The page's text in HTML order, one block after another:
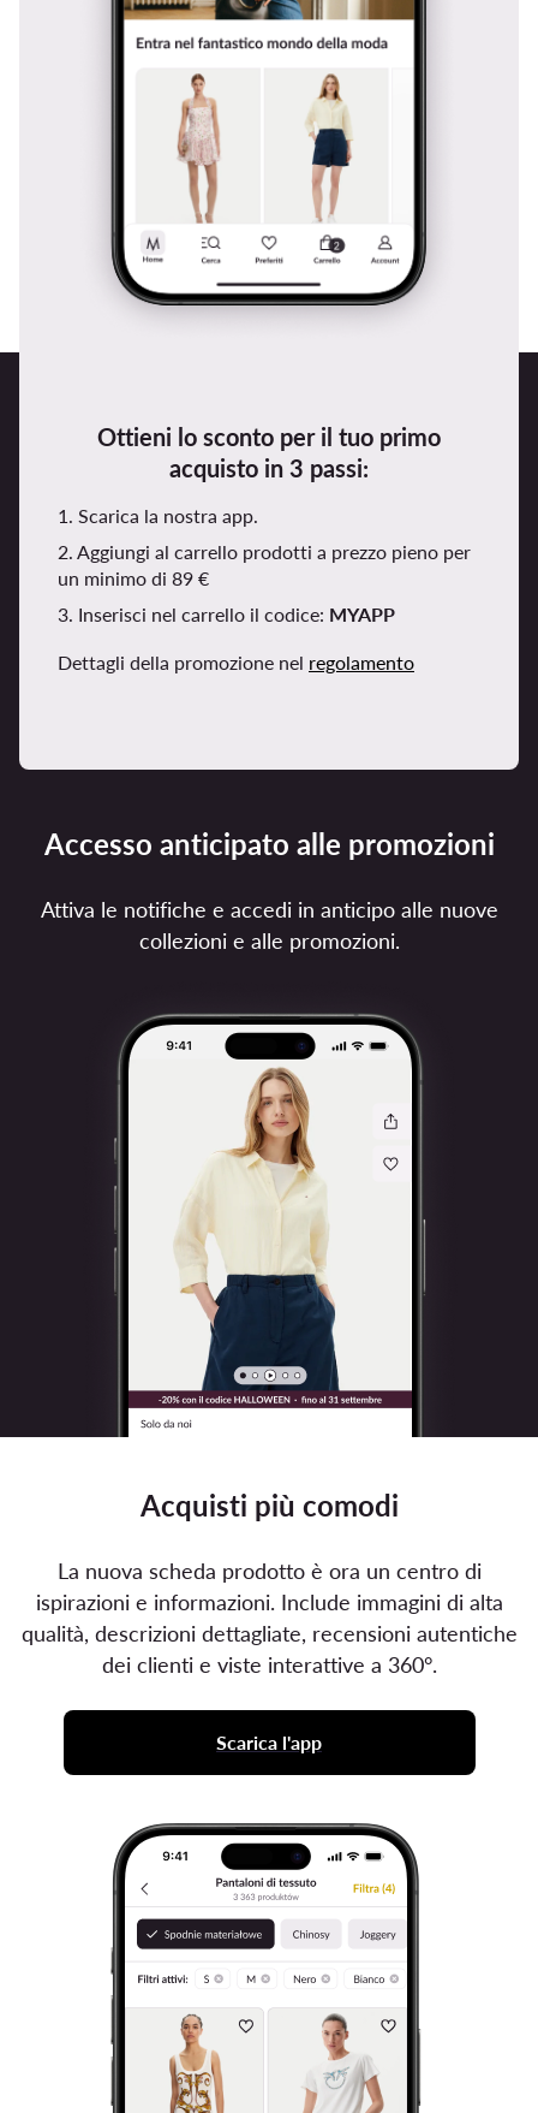
Ottieni lo sconto per il tuo primo
acquisto in 3 passi:
1. Scarica la nostra app.
2. Aggiungi al carrello prodotti a prezzo pieno per
un minimo di 89 €
3. Inserisci nel carrello il codice: MYAPP
Dettagli della promozione nel regolamento
Accesso anticipato alle promozioni
Attiva le notifiche e accedi in anticipo alle nuove
collezioni e alle promozioni.
Acquisti più comodi
La nuova scheda prodotto è ora un centro di
ispirazioni e informazioni. Include immagini di alta
qualità, descrizioni dettagliate, recensioni autentiche
dei clienti e viste interattive a 360°.
Scarica l'app